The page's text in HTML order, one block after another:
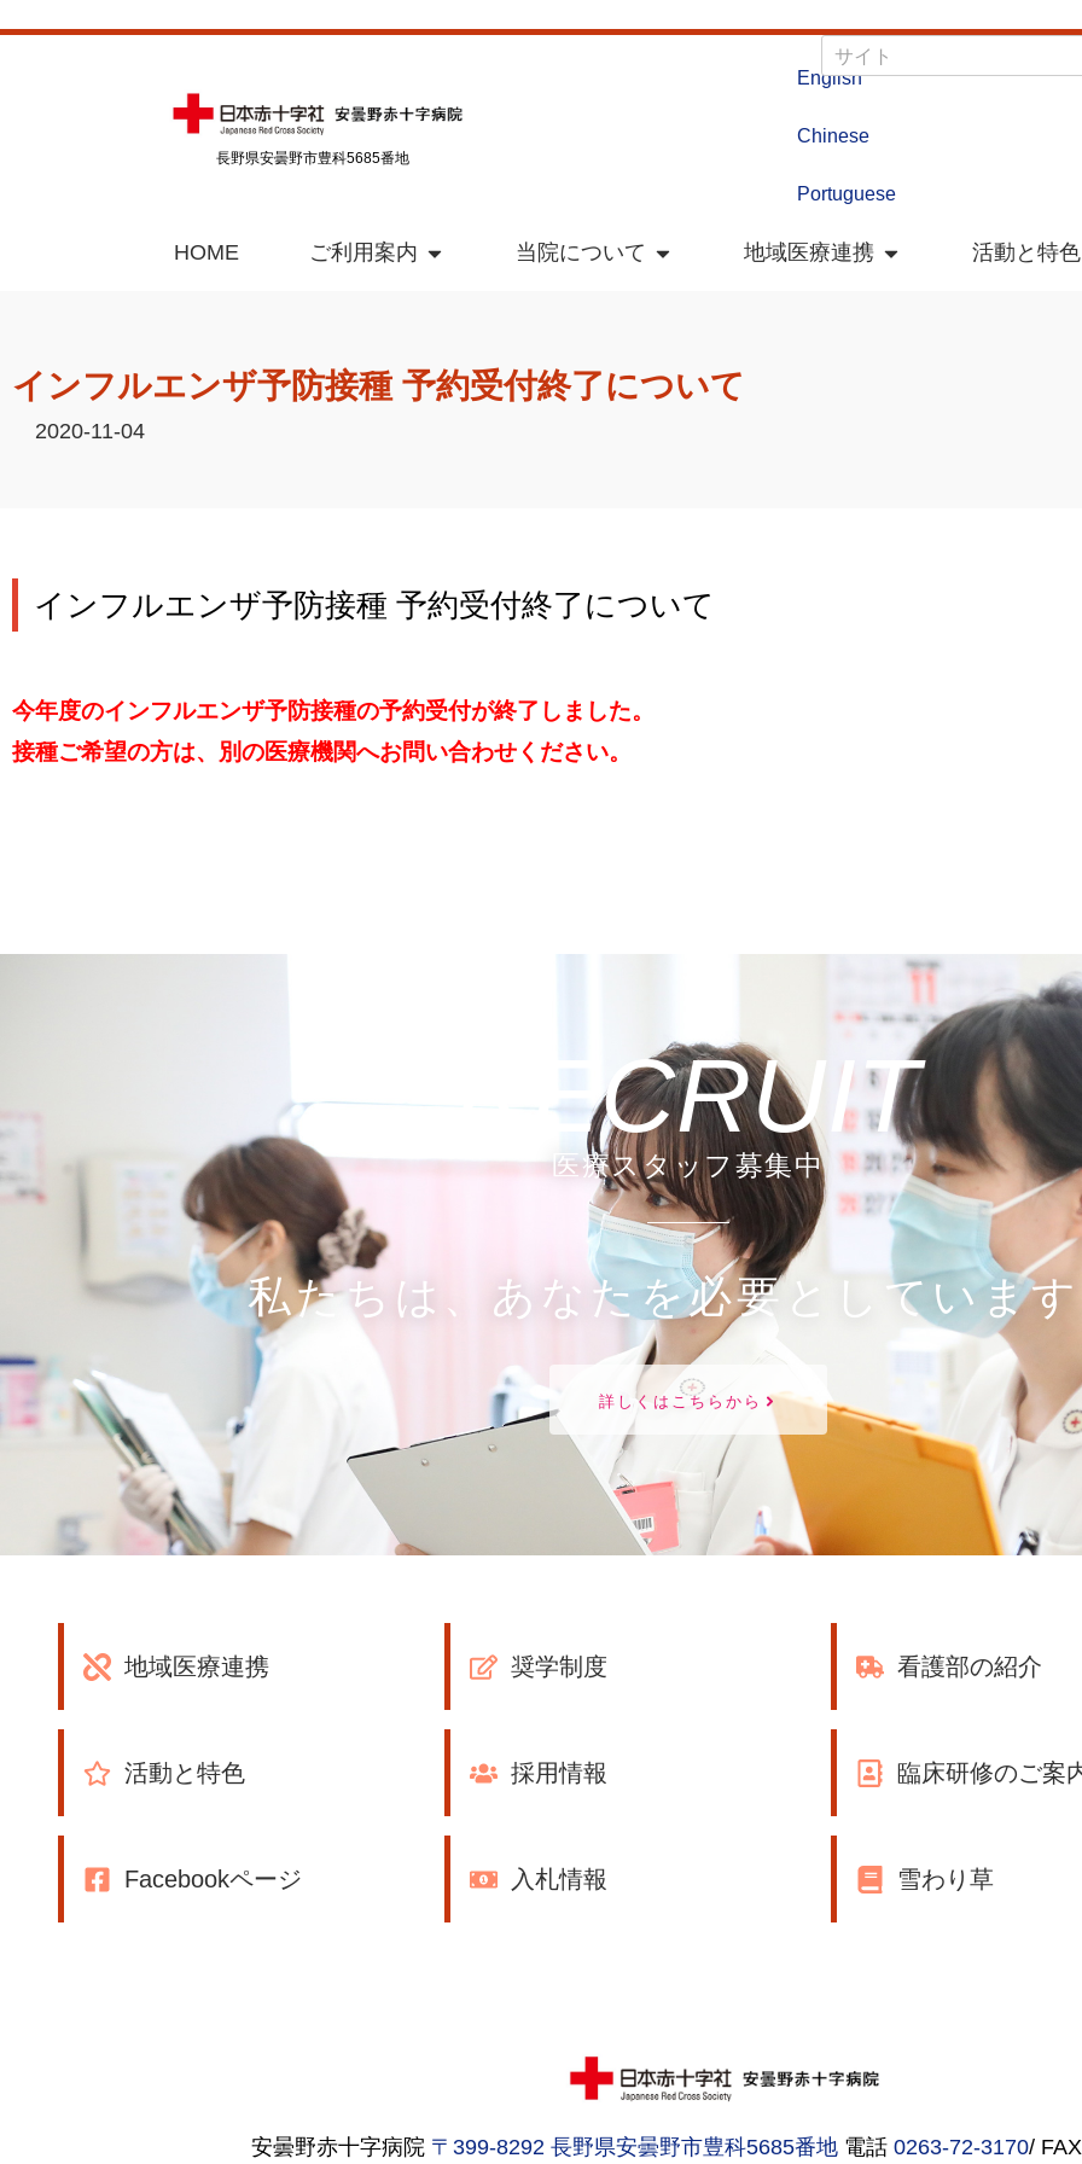
長野県安曇野市豊科5685番地
English
Chinese
Portuguese
HOME ご利用案内 当院について 地域医療連携 活動と特色
インフルエンザ予防接種 予約受付終了について
2020-11-04
インフルエンザ予防接種 予約受付終了について
今年度のインフルエンザ予防接種の予約受付が終了しました。
接種ご希望の方は、別の医療機関へお問い合わせください。
RECRUIT
医療スタッフ募集中
私たちは、あなたを必要としていま
詳しくはこちらから
地域医療連携
活動と特色
Facebookページ
奨学制度
採用情報
入札情報
看護部の紹介
臨床研修のご案
雪わり草
安曇野赤十字病院 〒399-8292 長野県安曇野市豊科5685番地電話 0263-72-3170/